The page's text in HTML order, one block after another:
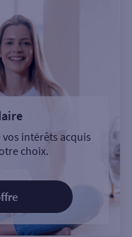
intérêts acquis
choix.